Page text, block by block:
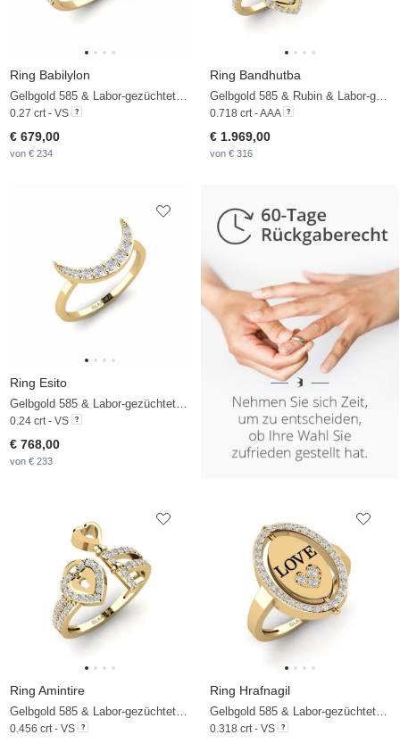
Ring Babilylon
0.27 crt - VS
€ 679,00
von € 234
Ring Bandhutba
0.718 crt - AAA
€ 1.969,00
von € 316
Ring Esito
0.24 crt - VS
€ 768,00
von € 233
Ring Amintire
0.456 crt - VS
Ring Hrafnagil
0.318 crt - VS